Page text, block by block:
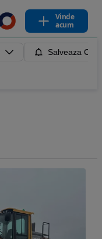
Vinde
acum
Salveaza